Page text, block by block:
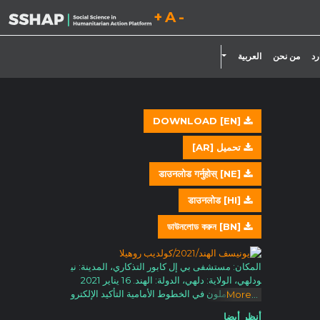
تقليل حجم الخط.
إعادة ضبط حجم الخط.
زيادة حجم الخط.
من نحن العربية
تحميل [AR]
المكان: مستشفى بي إل كابور التذكاري، المدينة: ني
ودلهي، الولاية: دلهي، الدولة: الهند. 16 يناير 2021
يُظهر العاملون في الخطوط الأمامية التأكيد الإلكترو
More
أنظر أيضا